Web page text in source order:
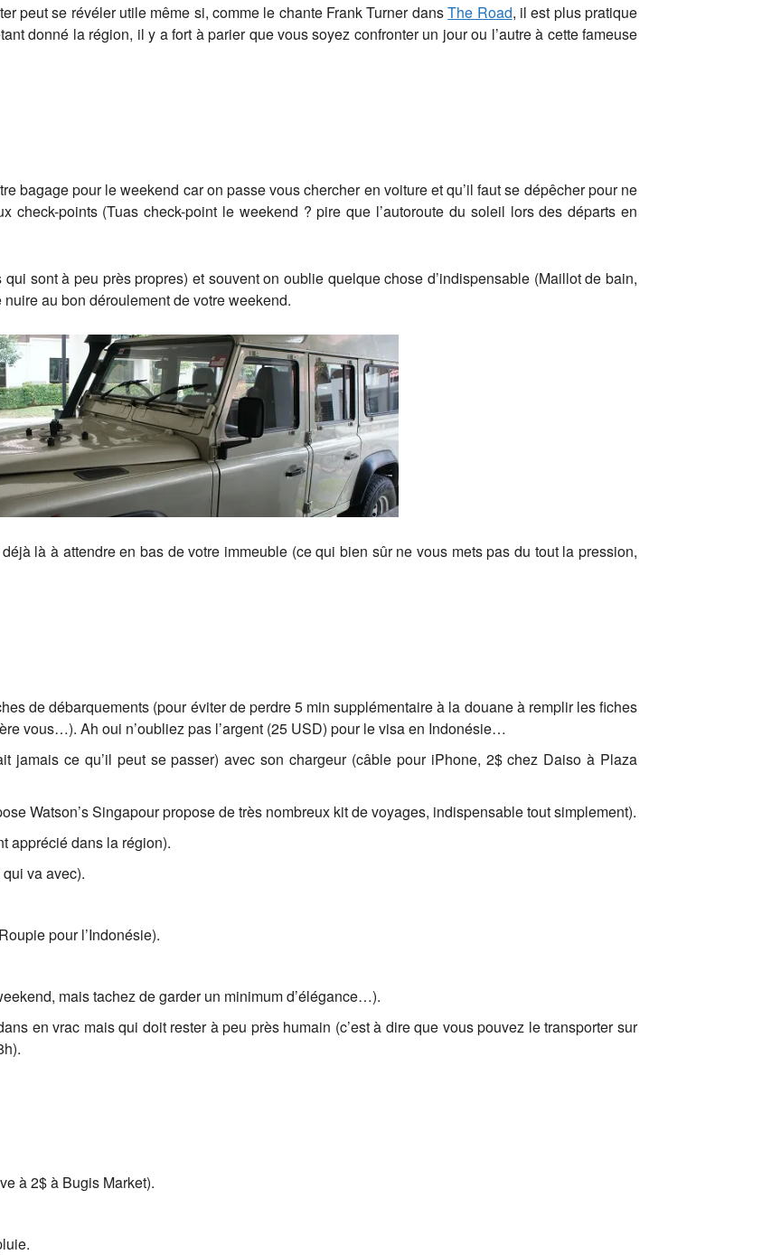
peut se révéler utile même si, comme le chante Frank Turner dansThe Road, il est plus pratique
donné la région, il y a fort à parier que vous soyez confronter un jour ou l’autre à cette fameuse
bagage pour le weekend car on passe vous chercher en voiture et qu’il faut se dépêcher pour ne
check-points (Tuas check-point le weekend ? pire que l’autoroute du soleil lors des départs en
sont à peu près propres) et souvent on oublie quelque chose d’indispensable (Maillot de bain,
au bon déroulement de votre weekend.
là à attendre en bas de votre immeuble (ce qui bien sûr ne vous mets pas du tout la pression,
de débarquements (pour éviter de perdre 5 min supplémentaire à la douane à remplir les fiches
vous…). Ah oui n’oubliez pas l’argent (25 USD) pour le visa en Indonésie…
jamais ce qu’il peut se passer) avec son chargeur (câble pour iPhone, 2$ chez Daiso à Plaza
Watson’s Singapour propose de très nombreux kit de voyages, indispensable tout simplement).
apprécié dans la région).
va avec).
pour l’Indonésie).
mais tachez de garder un minimum d’élégance…).
en vrac mais qui doit rester à peu près humain (c’est à dire que vous pouvez le transporter sur
à 2$ à Bugis Market).